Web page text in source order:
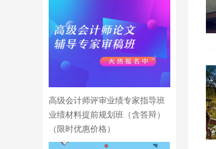
高级会计师评审业绩专家指导班
业绩材料提前规划班（含答辩）
（限时优惠价格）